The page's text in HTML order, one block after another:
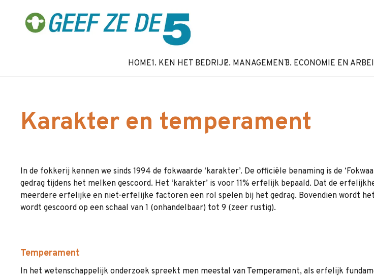
HOME1. KEN HET BEDRIJF2. MANAGEMENT3. ECONOMIE EN
Karakter en temperament
In de fokkerij kennen we sinds 1994 de fokwaarde ‘karakter’. De officiële benaming is de
gedrag tijdens het melken gescoord. Het ‘karakter’ is voor 11% erfelijk bepaald. Dat de
meerdere erfelijke en niet-erfelijke factoren een rol spelen bij het gedrag. Bovendien wordt
wordt gescoord op een schaal van 1 (onhandelbaar) tot 9 (zeer rustig).
Temperament
In het wetenschappelijk onderzoek spreekt men meestal van Temperament, als erfelijk